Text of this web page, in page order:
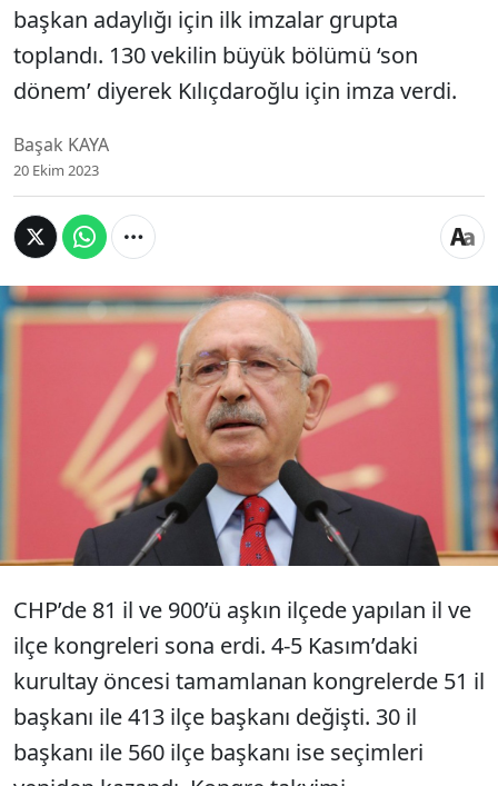
başkan adaylığı için ilk imzalar grupta
toplandı. 130 vekilin büyük bölümü ‘son
dönem’ diyerek Kılıçdaroğlu için imza verdi.
Başak KAYA
20 Ekim 2023
CHP’de gözler büyük kurultaya çevrildi.
Genel başkan adaylığı için ilk imzalar
grupta toplandı. 130 vekilin büyük bölümü
‘son dönem’ diyerek Kılıçdaroğlu için imza
verdi.
CHP’de 81 il ve 900’ü aşkın ilçede yapılan il ve
ilçe kongreleri sona erdi. 4-5 Kasım’daki
kurultay öncesi tamamlanan kongrelerde 51 il
başkanı ile 413 ilçe başkanı değişti. 30 il
başkanı ile 560 ilçe başkanı ise seçimleri